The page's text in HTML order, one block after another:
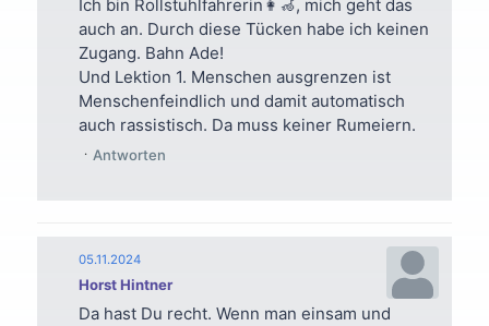
Ich bin Rollstuhlfahrerin👩‍🦽, mich geht das
auch an. Durch diese Tücken habe ich keinen
Zugang. Bahn Ade!
Und Lektion 1. Menschen ausgrenzen ist
Menschenfeindlich und damit automatisch
auch rassistisch. Da muss keiner Rumeiern.
Antworten
Horst Hintner
05.11.2024
Da hast Du recht. Wenn man einsam und